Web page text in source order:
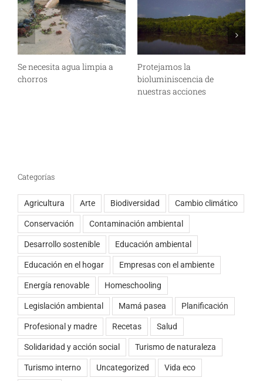
Se necesita agua limpia a
chorros
Protejamos la
bioluminiscencia de
nuestras acciones
Categorías
Agricultura Arte Biodiversidad Cambio climático
Conservación Contaminación ambiental
Desarrollo sostenible Educación ambiental
Educación en el hogar Empresas con el ambiente
Energía renovable Homeschooling
Legislación ambiental Mamá pasea Planificación
Profesional y madre Recetas Salud
Solidaridad y acción social Turismo de naturaleza
Turismo interno Uncategorized Vida eco